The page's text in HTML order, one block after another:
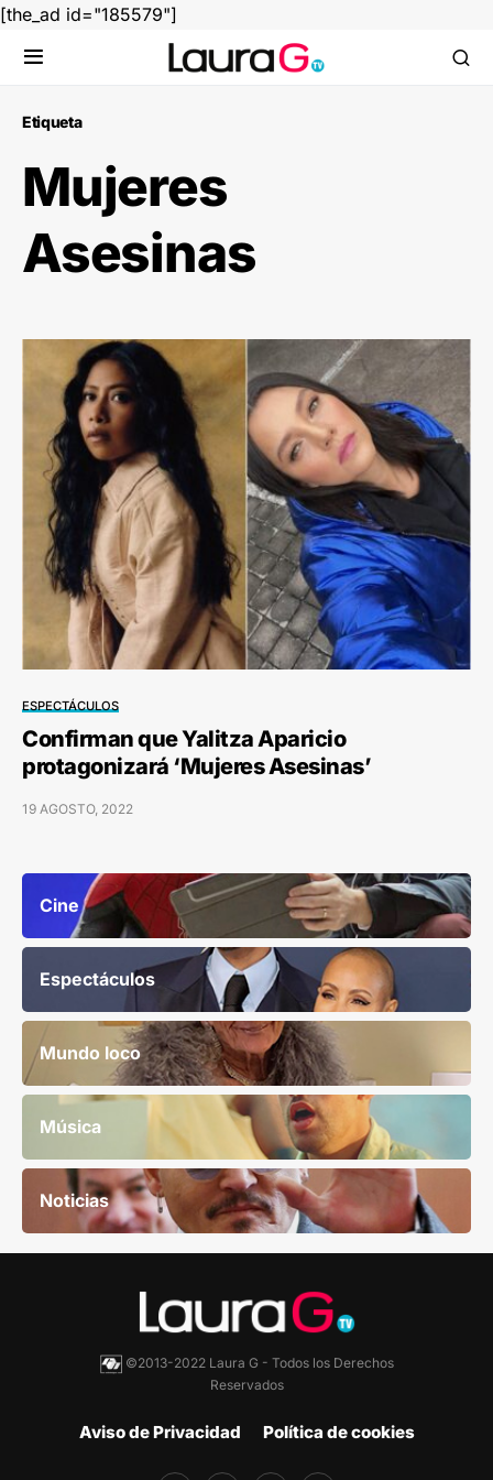
[the_ad id="185579"]
Etiqueta
Mujeres
Asesinas
ESPECTÁCULOS
Confirman que Yalitza Aparicio
protagonizará ‘Mujeres Asesinas’
19 AGOSTO, 2022
Cine
Espectáculos
Mundo loco
Música
Noticias
©2013-2022 Laura G - Todos los Derechos
Reservados
Aviso de Privacidad Política de cookies